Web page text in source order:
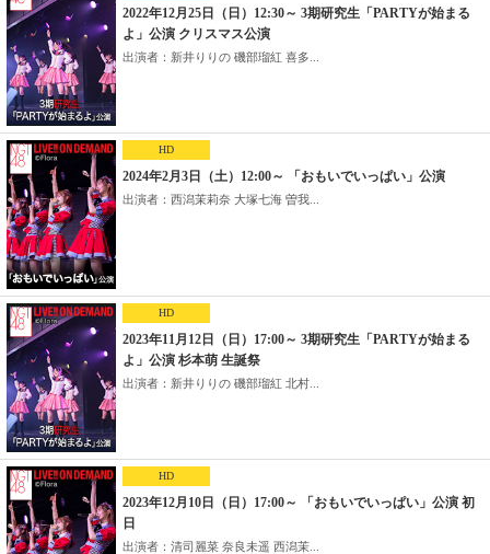
2022年12月25日（日）12:30～ 3期研究生「PARTYが始まる
よ」公演 クリスマス公演
出演者：新井りりの 磯部瑠紅 喜多...
HD
2024年2月3日（土）12:00～ 「おもいでいっぱい」公演
出演者：西潟茉莉奈 大塚七海 曽我...
HD
2023年11月12日（日）17:00～ 3期研究生「PARTYが始まる
よ」公演 杉本萌 生誕祭
出演者：新井りりの 磯部瑠紅 北村...
HD
2023年12月10日（日）17:00～ 「おもいでいっぱい」公演 初
日
出演者：清司麗菜 奈良未遥 西潟茉...